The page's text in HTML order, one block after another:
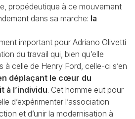
propédeutique à ce mouvement
dans sa marche: la
important pour Adriano Olivetti
du travail qui, bien qu’elle
à celle de Henry Ford, celle-ci s’en
déplaçant le cœur du
à l’individu. Cet homme eut pour
d’expérimenter l’association
et d’unir la modernisation à